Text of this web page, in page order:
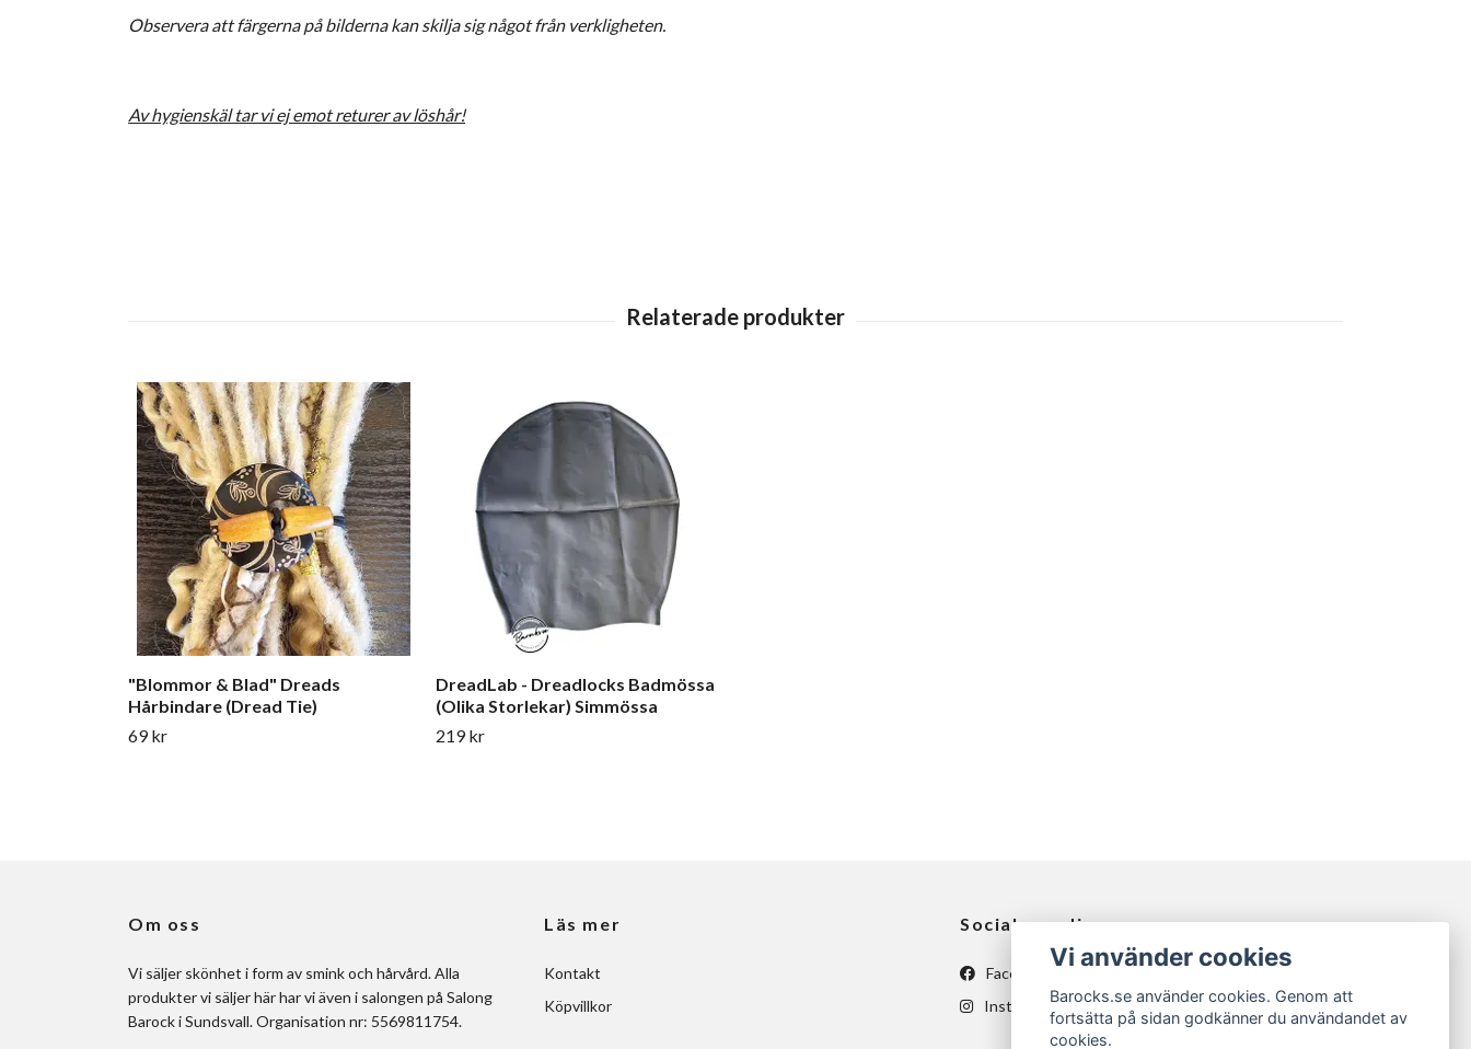
Observera att färgerna på bilderna kan skilja sig något från verkligheten.
Av hygienskäl tar vi ej emot returer av löshår!
"Blommor & Blad" Dreads
Hårbindare (Dread Tie)
69 kr
DreadLab - Dreadlocks Badmössa
(Olika Storlekar) Simmössa
219 kr
Om oss
Vi säljer skönhet i form av smink och hårvård. Alla
produkter vi säljer här har vi även i salongen på Salong
Barock i Sundsvall. Organisation nr: 5569811754.
Läs mer
Kontakt
Köpvillkor
Sociala medier
Facebook
Instagram
Vi använder cookies
Barocks.se använder cookies. Genom att
fortsätta på sidan godkänner du användandet av
cookies.